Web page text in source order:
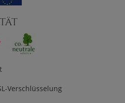
Verschlüsselung